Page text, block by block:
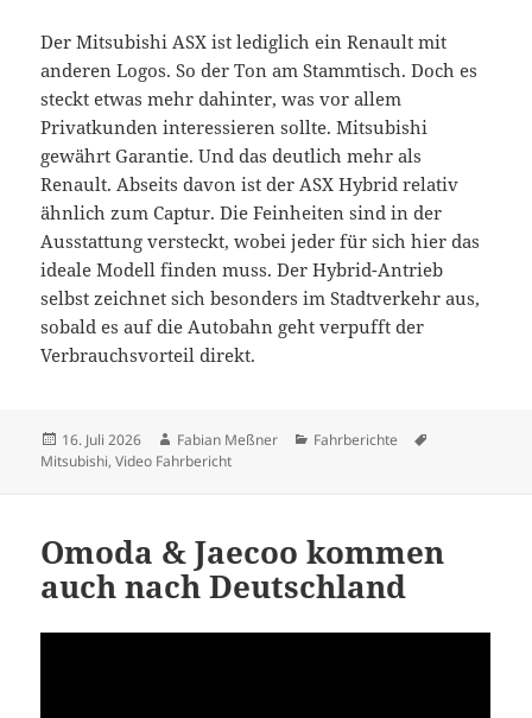
Der Mitsubishi ASX ist lediglich ein Renault mit
anderen Logos. So der Ton am Stammtisch. Doch es
steckt etwas mehr dahinter, was vor allem
Privatkunden interessieren sollte. Mitsubishi
gewährt Garantie. Und das deutlich mehr als
Renault. Abseits davon ist der ASX Hybrid relativ
ähnlich zum Captur. Die Feinheiten sind in der
Ausstattung versteckt, wobei jeder für sich hier das
ideale Modell finden muss. Der Hybrid-Antrieb
selbst zeichnet sich besonders im Stadtverkehr aus,
sobald es auf die Autobahn geht verpufft der
Verbrauchsvorteil direkt.
Veröffentlicht
am
16. Juli 2026 Autor
Fabian Meßner Kategorien
Fahrberichte
Mitsubishi,Video Fahrbericht
Omoda & Jaecoo kommen
auch nach Deutschland